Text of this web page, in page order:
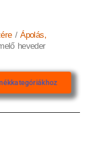
/Ápolás,
heveder